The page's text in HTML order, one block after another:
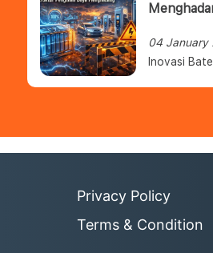
04 January
Inovasi
Privacy Policy
Terms & Condition